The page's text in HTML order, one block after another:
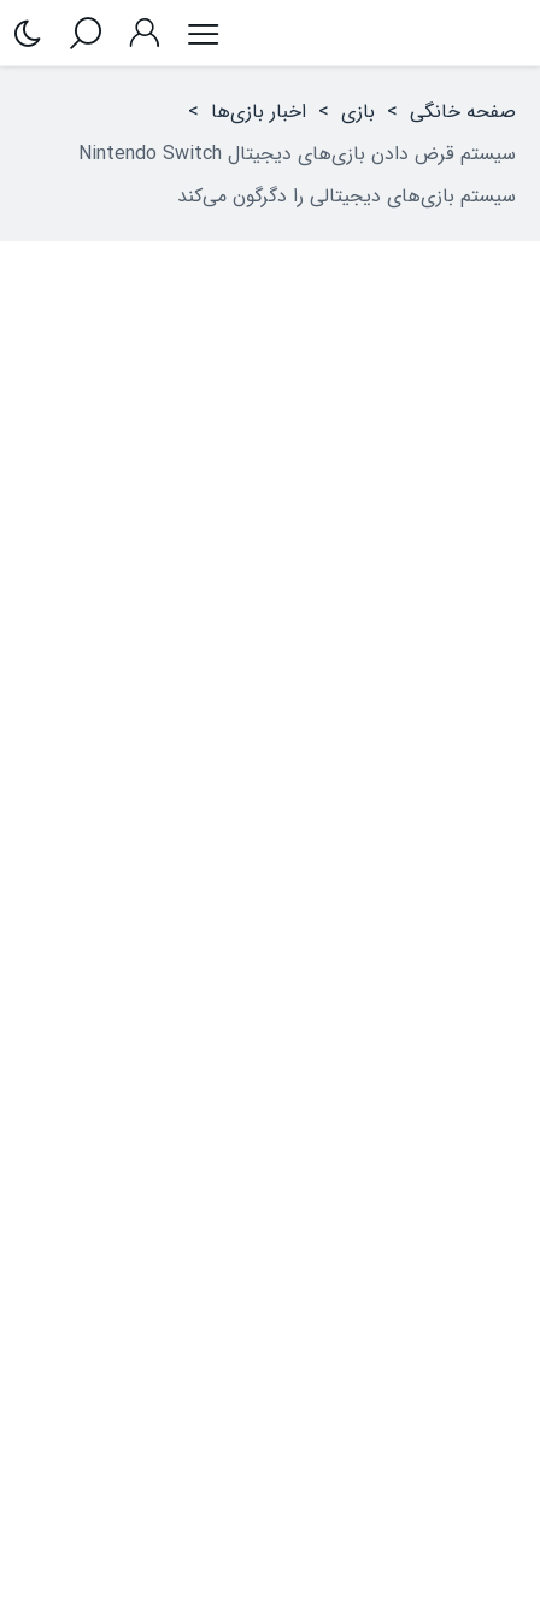
صفحه خانگی > بازی > اخبار بازی‌ها >
سیستم قرض دادن بازی‌های دیجیتال Nintendo Switch
سیستم بازی‌های دیجیتالی را دگرگون می‌کند